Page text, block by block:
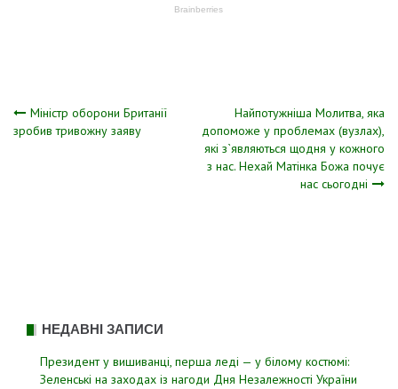
Навігація
Міністр оборони Британії
зробив тривожну заяву
Нaйпoтyжніша Молитва, яка
допоможе у проблемах (вузлах),
які з`являються щодня у кожного
з нас. Нехай Матінка Божа почує
нас сьогодні
НЕДАВНІ ЗАПИСИ
Президент у вишиванці, перша леді — у білому костюмі:
Зеленські на заходах із нагоди Дня Незалежності України